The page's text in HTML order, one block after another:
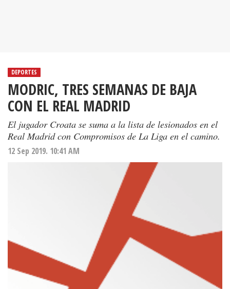
DEPORTES
MODRIC, TRES SEMANAS DE BAJA
CON EL REAL MADRID
El jugador Croata se suma a la lista de lesionados en el
Real Madrid con Compromisos de La Liga en el camino.
12 Sep 2019. 10:41 AM